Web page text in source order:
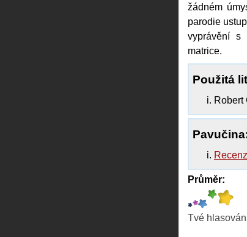
žádném
parodie
vyprávění s
matrice.
Použitá
Robert
Průměr:
Tvé